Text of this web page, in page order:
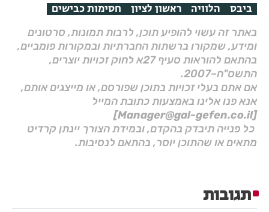
ביבס הלוויה ראשון לציון חסימות כבישים
באתר זה עשוי להופיע תוכן, לרבות תמונות, סרטונים
ומידע, שמקורו ברשתות החברתיות ובמקורות פומביים,
בהתאם להוראות סעיף 27א לחוק זכויות יוצרים,
התשס"ח–2007.
אם אתם בעלי זכויות בתוכן שפורסם, או מייצגים אותם,
אנא פנו אלינו באמצעות כתובת המייל
[Manager@gal-gefen.co.il]
כל פנייה תיבדק בהקדם, ובמידת הצורך יינתן קרדיט
מתאים או שהתוכן יוסר, בהתאם לנסיבות.
תגובות